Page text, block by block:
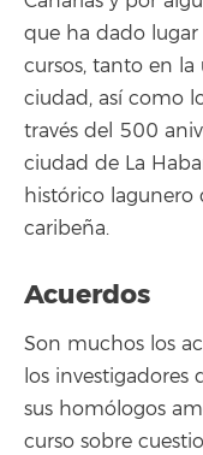
que ha dado lugar
cursos, tanto en
ciudad, así como
través del 500
ciudad de La
histórico lagunero
caribeña.
Acuerdos
Son muchos los
los investigadores
sus homólogos
curso sobre